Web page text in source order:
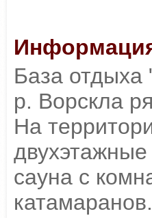
База отдыха
р. Ворскла
На
сауна с